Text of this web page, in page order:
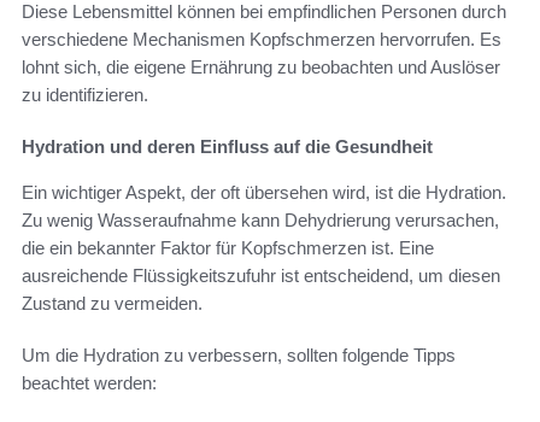
Diese Lebensmittel können bei empfindlichen Personen durch
verschiedene Mechanismen Kopfschmerzen hervorrufen. Es
lohnt sich, die eigene Ernährung zu beobachten und Auslöser
zu identifizieren.
Hydration und deren Einfluss auf die Gesundheit
Ein wichtiger Aspekt, der oft übersehen wird, ist die Hydration.
Zu wenig Wasseraufnahme kann Dehydrierung verursachen,
die ein bekannter Faktor für Kopfschmerzen ist. Eine
ausreichende Flüssigkeitszufuhr ist entscheidend, um diesen
Zustand zu vermeiden.
Um die Hydration zu verbessern, sollten folgende Tipps
beachtet werden: